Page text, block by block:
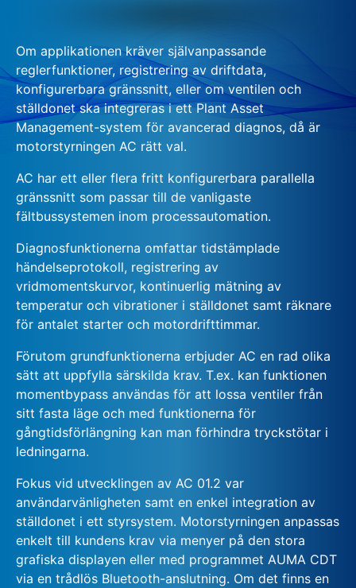
Om applikationen kräver självanpassande
reglerfunktioner, registrering av driftdata,
konfigurerbara gränssnitt, eller om ventilen och
ställdonet ska integreras i ett Plant Asset
Management-system för avancerad diagnos, då är
motorstyrningen AC rätt val.
AC har ett eller flera fritt konfigurerbara parallella
gränssnitt som passar till de vanligaste
fältbussystemen inom processautomation.
Diagnosfunktionerna omfattar tidstämplade
händelseprotokoll, registrering av
vridmomentskurvor, kontinuerlig mätning av
temperatur och vibrationer i ställdonet samt räknare
för antalet starter och motordrifttimmar.
Förutom grundfunktionerna erbjuder AC en rad olika
sätt att uppfylla särskilda krav. T.ex. kan funktionen
momentbypass användas för att lossa ventiler från
sitt fasta läge och med funktionerna för
gångtidsförlängning kan man förhindra tryckstötar i
ledningarna.
Fokus vid utvecklingen av AC 01.2 var
användarvänligheten samt en enkel integration av
ställdonet i ett styrsystem. Motorstyrningen anpassas
enkelt till kundens krav via menyer på den stora
grafiska displayen eller med programmet AUMA CDT
via en trådlös Bluetooth-anslutning. Om det finns en